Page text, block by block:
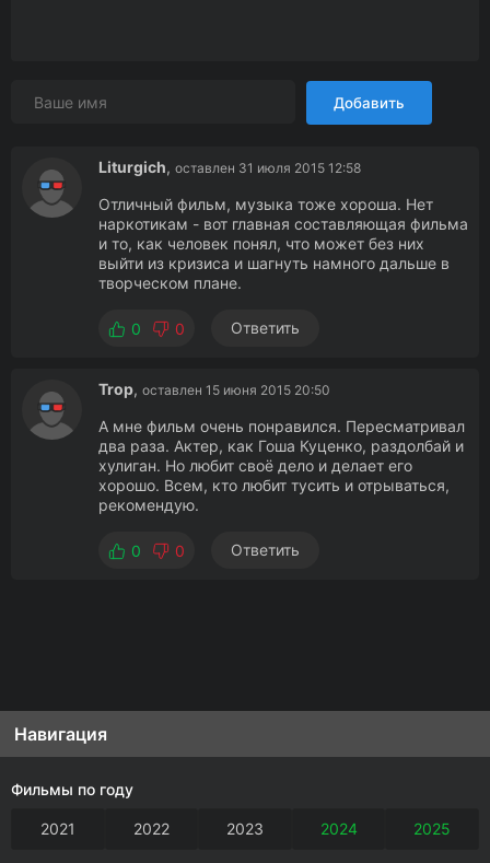
Добавить
Liturgich, оставлен 31 июля 2015 12:58
Отличный фильм, музыка тоже хороша. Нет
наркотикам - вот главная составляющая фильма
и то, как человек понял, что может без них
выйти из кризиса и шагнуть намного дальше в
творческом плане.
0 0 Ответить
Trop, оставлен 15 июня 2015 20:50
А мне фильм очень понравился. Пересматривал
два раза. Актер, как Гоша Куценко, раздолбай и
хулиган. Но любит своё дело и делает его
хорошо. Всем, кто любит тусить и отрываться,
рекомендую.
0 0 Ответить
Навигация
Фильмы по году
2021 2022 2023 2024 2025